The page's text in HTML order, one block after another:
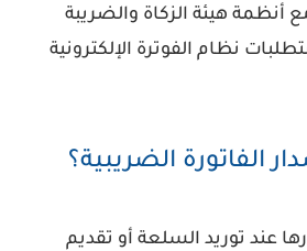
أنظمة هيئة الزكاة والضريبة
نظام الفوترة الإلكترونية
عند توريد السلعة أو تقديم